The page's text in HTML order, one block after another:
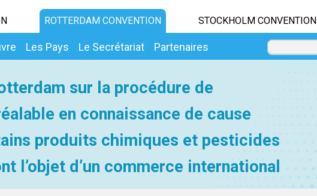
ROTTERDAM CONVENTION STOCKHOLM CONVENTION
Les Pays Le Secrétariat Partenaires
sur la procédure de
en connaissance de cause
produits chimiques et pesticides
l’objet d’un commerce international